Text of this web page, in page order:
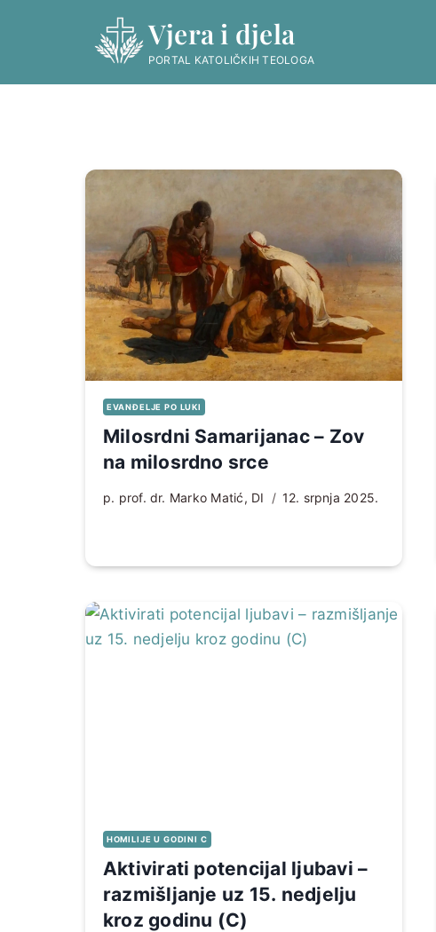
Vjera i djela
PORTAL KATOLIČKIH TEOLOGA
EVANĐELJE PO LUKI
Milosrdni Samarijanac – Zov
na milosrdno srce
p. prof. dr. Marko Matić, DI 12. srpnja 2025.
HOMILIJE U GODINI C
Aktivirati potencijal ljubavi –
razmišljanje uz 15. nedjelju
kroz godinu (C)